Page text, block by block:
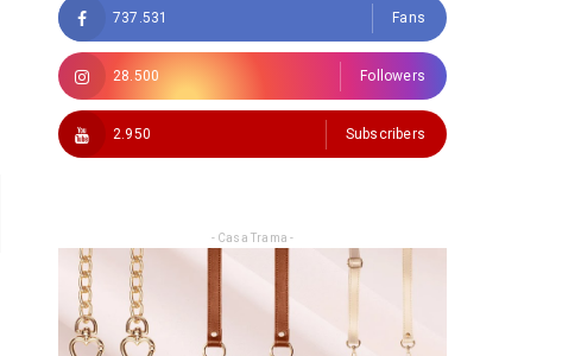
737.531 Fans
28.500 Followers
2.950 Subscribers
- Casa Trama -